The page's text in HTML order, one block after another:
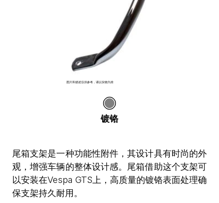
图片和描述仅供参考，请以实物为准
镀铬
尾箱支架是一种功能性附件，其设计具有时尚的外
观，增强车辆的整体设计感。尾箱借助这个支架可
以安装在Vespa GTS上，高质量的镀铬表面处理确
保支架持久耐用。